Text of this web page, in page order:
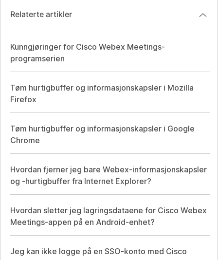
Relaterte artikler
Kunngjøringer for Cisco Webex Meetings-
programserien
Tøm hurtigbuffer og informasjonskapsler i Mozilla
Firefox
Tøm hurtigbuffer og informasjonskapsler i Google
Chrome
Hvordan fjerner jeg bare Webex-informasjonskapsler
og -hurtigbuffer fra Internet Explorer?
Hvordan sletter jeg lagringsdataene for Cisco Webex
Meetings-appen på en Android-enhet?
Jeg kan ikke logge på en SSO-konto med Cisco